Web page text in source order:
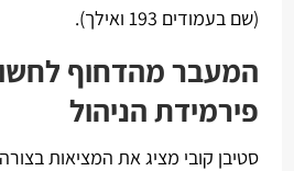
(שם בעמודים 193 ואילך).
המעבר מהדחוף
פירמידת הניהול
סטיבן קובי מציג את המציאות